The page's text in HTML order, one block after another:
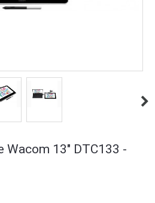
Wacom 13" DTC133 -